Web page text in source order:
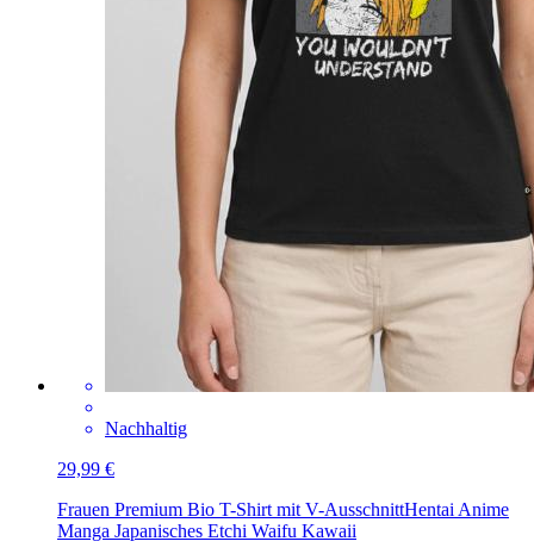
Nachhaltig
29,99 €
Frauen Premium Bio T-Shirt mit V-AusschnittHentai Anime
Manga Japanisches Etchi Waifu Kawaii